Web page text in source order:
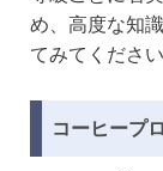
め、高度な知
てみてください
コーヒープ